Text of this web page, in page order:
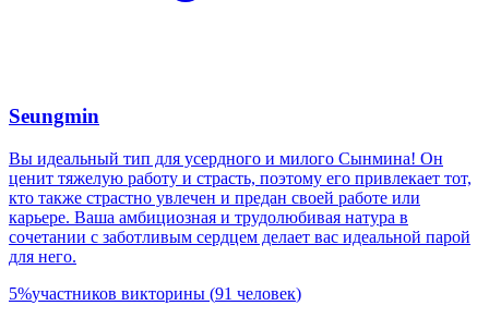
Seungmin
Вы идеальный тип для усердного и милого Сынмина! Он
ценит тяжелую работу и страсть, поэтому его привлекает тот,
кто также страстно увлечен и предан своей работе или
карьере. Ваша амбициозная и трудолюбивая натура в
сочетании с заботливым сердцем делает вас идеальной парой
для него.
5%участников викторины (91 человек)